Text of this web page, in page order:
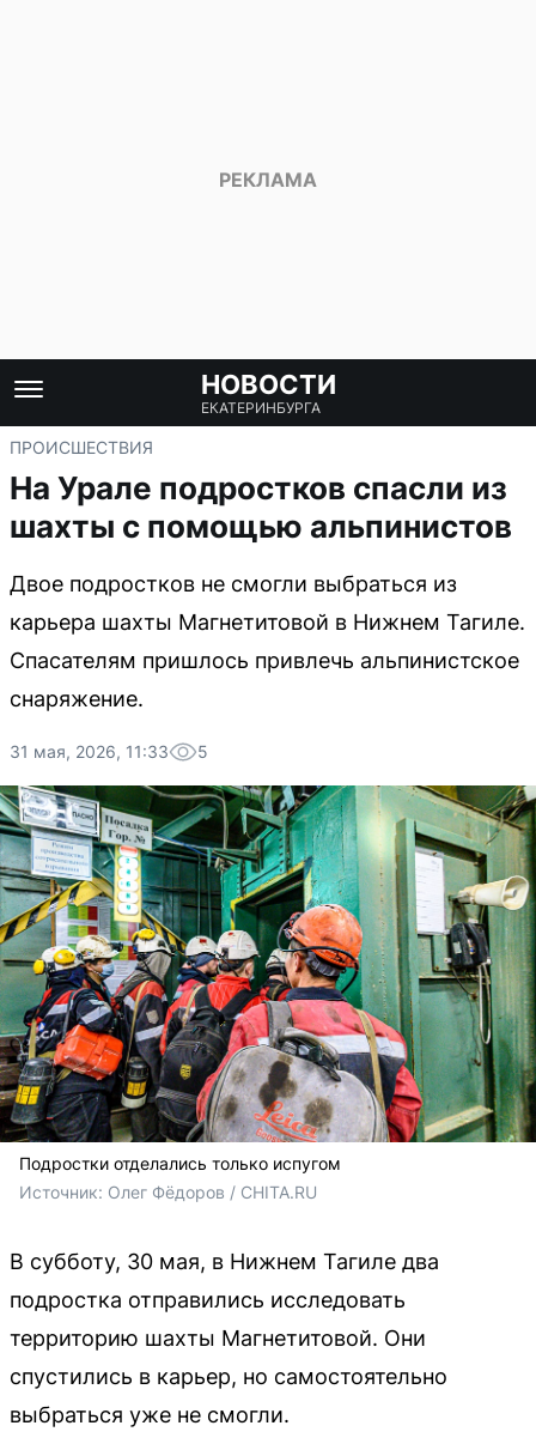
НОВОСТИ
ЕКАТЕРИНБУРГА
ПРОИСШЕСТВИЯ
На Урале подростков спасли из
шахты с помощью альпинистов
Двое подростков не смогли выбраться из
карьера шахты Магнетитовой в Нижнем Тагиле.
Спасателям пришлось привлечь альпинистское
снаряжение.
31 мая, 2026, 11:33 5
Подростки отделались только испугом
Источник: Олег Фёдоров / CHITA.RU
В субботу, 30 мая, в Нижнем Тагиле два
подростка отправились исследовать
территорию шахты Магнетитовой. Они
спустились в карьер, но самостоятельно
выбраться уже не смогли.